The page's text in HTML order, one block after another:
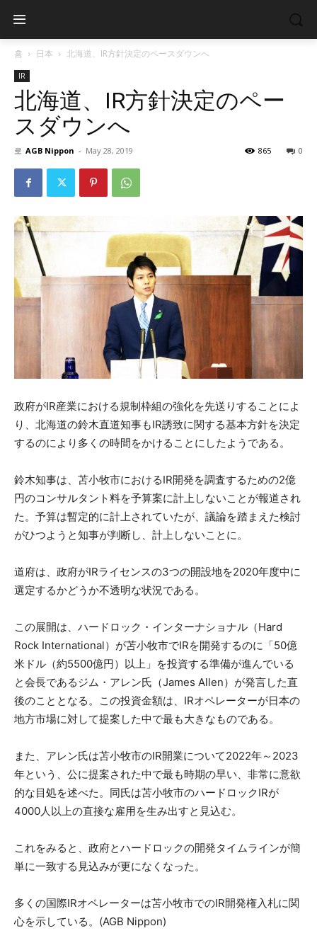
홈 日本 北海道、IR方針決定のペースダウンへ
IR
北海道、IR方針決定のペー
スダウンへ
로 AGB Nippon - May 28, 2019 0
865
政府がIR産業における規制枠組の強化を先送りすることによ
り、 北海道の鈴木直道知事もIR誘致に関する基本方針を決定
するのに より多くの時間をかけることにしたようである。
鈴木知事は、 苫小牧市におけるIR開発を調査するための2億
円のコンサルタン ト料を予算案に計上しないことが報道され
た。 予算は暫定的に計上されていたが、 議論を踏まえた検討
がひつようと知事が判断し、 計上しないことに。
道府は、政府がIRライセンスの3つの開設地を2020年度中に
選定するかどうか不透明な状況である。
この展開は、ハードロック・インターナショナル（Hard
Rock International）が苫小牧市でIRを開発するのに「50億
米ドル（約5500億円）以上」 を投資する準備が進んでいる
と会長であるジム・アレン氏（James Allen）が発言した直
後のこととなる。この投資金額は、 IRオペレーターが日本の
地方市場に対して提案した中で最も大き なものである。
また、アレン氏は苫小牧市のIR開業について2022年～ 2023
年という、公に提案された中で最も時期の早い、 非常に意欲
的な目処を述べた。 同氏は苫小牧市のハードロックIRが
4000人以上の直接な雇用を生み出すと見込む。
これをみると、 政府とハードロックの開発タイムラインが簡
単に一致する見込みが更になくなった。
多くの国際IRオペレーターは苫小牧市でのIR開発権入札に関
心を示している。(AGB Nippon)